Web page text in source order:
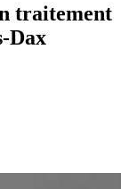
traitement
Dax